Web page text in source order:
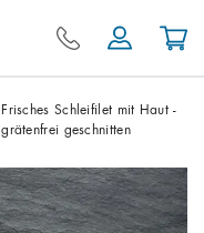
Frisches Schleifilet mit Haut -
grätenfrei geschnitten